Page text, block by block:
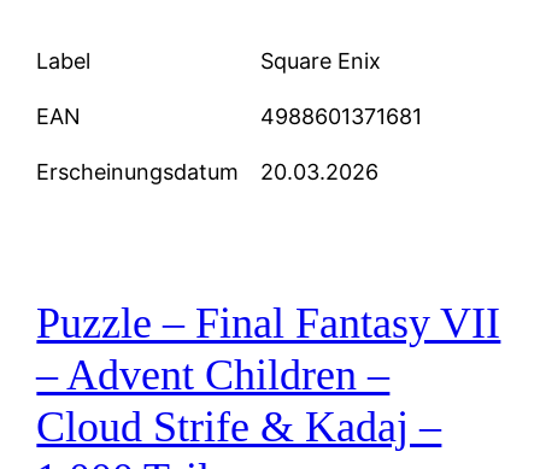
Label Square Enix
EAN 4988601371681
Erscheinungsdatum 20.03.2026
Puzzle – Final Fantasy VII
– Advent Children –
Cloud Strife & Kadaj –